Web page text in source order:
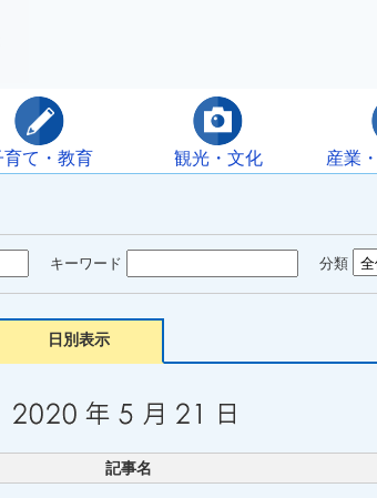
育て・教育 観光・文化 産業
キーワード 分類
日別表示
記事名